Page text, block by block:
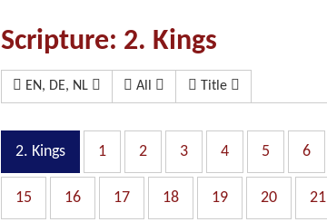
Scripture: 2. Kings
EN, DE, NL All Title
2. Kings 1 2 3 4 5 6
15 16 17 18 19 20 21